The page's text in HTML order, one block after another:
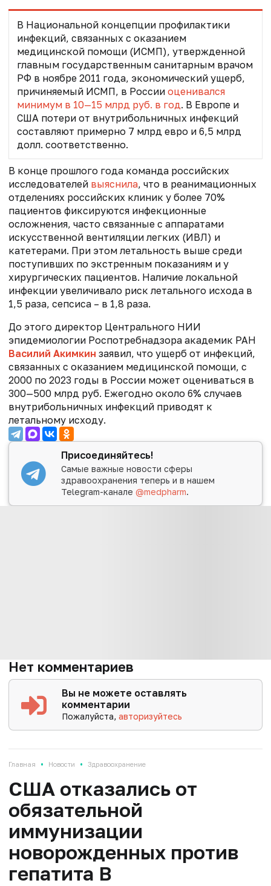
В Национальной концепции профилактики
инфекций, связанных с оказанием
медицинской помощи (ИСМП), утвержденной
главным государственным санитарным врачом
РФ в ноябре 2011 года, экономический ущерб,
причиняемый ИСМП, в России оценивался
минимум в 10—15 млрд руб. в год. В Европе и
США потери от внутрибольничных инфекций
составляют примерно 7 млрд евро и 6,5 млрд
долл. соответственно.
В конце прошлого года команда российских
исследователей выяснила, что в реанимационных
отделениях российских клиник у более 70%
пациентов фиксируются инфекционные
осложнения, часто связанные с аппаратами
искусственной вентиляции легких (ИВЛ) и
катетерами. При этом летальность выше среди
поступивших по экстренным показаниям и у
хирургических пациентов. Наличие локальной
инфекции увеличивало риск летального исхода в
1,5 раза, сепсиса – в 1,8 раза.
До этого директор Центрального НИИ
эпидемиологии Роспотребнадзора академик РАН
Василий Акимкин заявил, что ущерб от инфекций,
связанных с оказанием медицинской помощи, с
2000 по 2023 годы в России может оцениваться в
300—500 млрд руб. Ежегодно около 6% случаев
внутрибольничных инфекций приводят к
летальному исходу.
Присоединяйтесь!
Самые важные новости сферы
здравоохранения теперь и в нашем
Telegram-канале@medpharm.
Нет комментариев
Вы не можете оставлять
комментарии
Пожалуйста,авторизуйтесь
Главная • Новости • Здравоохранение
США отказались от
обязательной
иммунизации
новорожденных против
гепатита B